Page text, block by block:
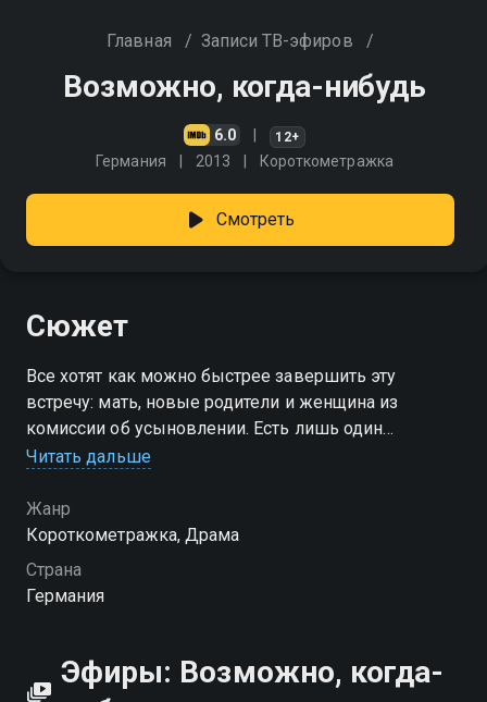
Главная / Записи ТВ-эфиров /
Возможно, когда-нибудь
6.0 12+
Германия 2013 Короткометражка
Смотреть
Сюжет
Все хотят как можно быстрее завершить эту
встречу: мать, новые родители и женщина из
комиссии об усыновлении. Есть лишь один
неизвестный фактор - это Мирко, отец, который
Читать дальше
Жанр
Короткометражка, Драма
Страна
Германия
Эфиры: Возможно, когда-